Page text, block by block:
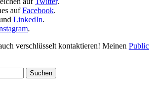
aufFacebook.
LinkedIn.
.
verschlüsselt kontaktieren! Meinen Public